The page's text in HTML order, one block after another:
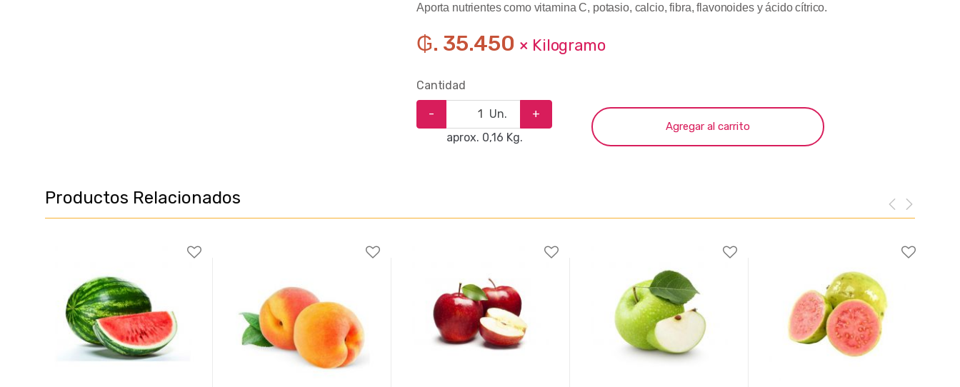
Aporta nutrientes como vitamina C, potasio, calcio, fibra, flavonoides y ácido cítrico.
₲. 35.450 × Kilogramo
Cantidad
- Un.
+
aprox. 0,16 Kg.
Agregar al carrito
Productos Relacionados